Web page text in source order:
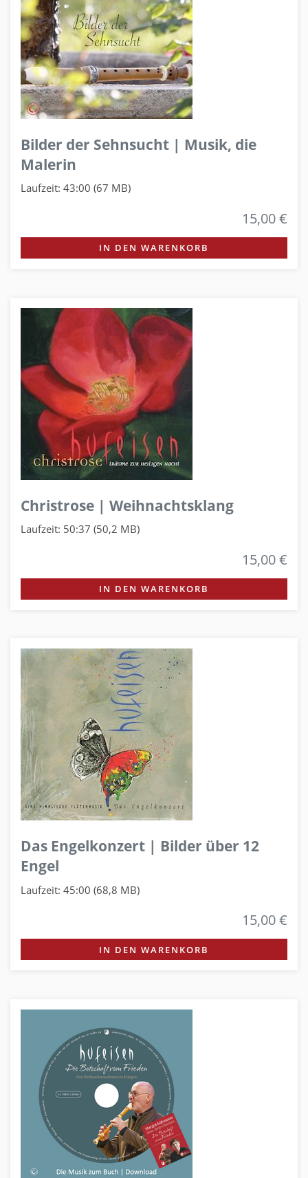
Bilder der Sehnsucht | Musik, die
Malerin
Laufzeit: 43:00 (67 MB)
15,00 €
IN DEN WARENKORB
Christrose | Weihnachtsklang
Laufzeit: 50:37 (50,2 MB)
15,00 €
IN DEN WARENKORB
Das Engelkonzert | Bilder über 12
Engel
Laufzeit: 45:00 (68,8 MB)
15,00 €
IN DEN WARENKORB